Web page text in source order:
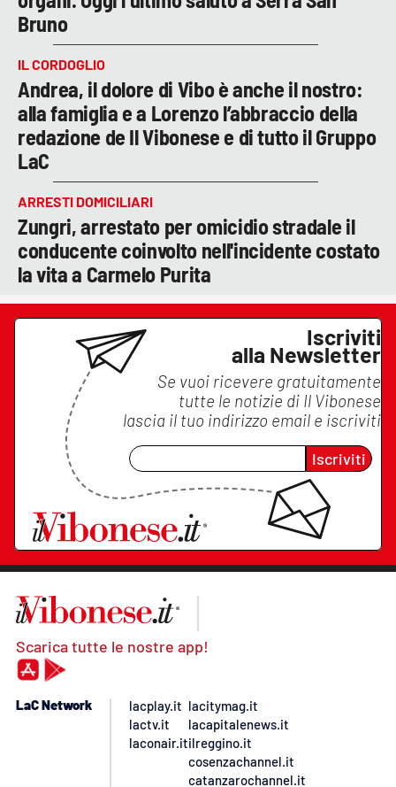
Bruno
IL CORDOGLIO
Andrea, il dolore di Vibo è anche il nostro:
alla famiglia e a Lorenzo l’abbraccio della
redazione de Il Vibonese e di tutto il Gruppo
LaC
ARRESTI DOMICILIARI
Zungri, arrestato per omicidio stradale il
conducente coinvolto nell'incidente costato
la vita a Carmelo Purita
Iscriviti
alla Newsletter
Se vuoi ricevere gratuitamente
tutte le notizie di Il Vibonese
lascia il tuo indirizzo email e iscriviti
Iscriviti
Scarica tutte le nostre app!
LaC Network
lacplay.it
lactv.it
laconair.it
lacitymag.it
lacapitalenews.it
ilreggino.it
cosenzachannel.it
catanzarochannel.it